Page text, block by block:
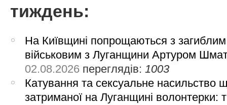
тиждень:
На Київщині попрощаються з загиблим
військовим з Луганщини Артуром
02.08.2026 переглядів: 1003
Катування та сексуальне насильство
затриманої на Луганщині волонтерки: